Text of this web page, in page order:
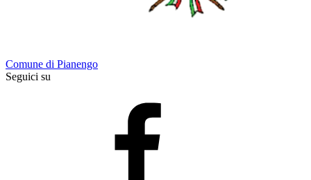
Comune di Pianengo
Seguici su